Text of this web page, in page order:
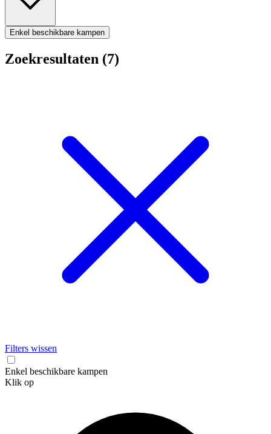
Enkel beschikbare kampen
Zoekresultaten (7)
Filters wissen
Enkel beschikbare kampen
Klik op